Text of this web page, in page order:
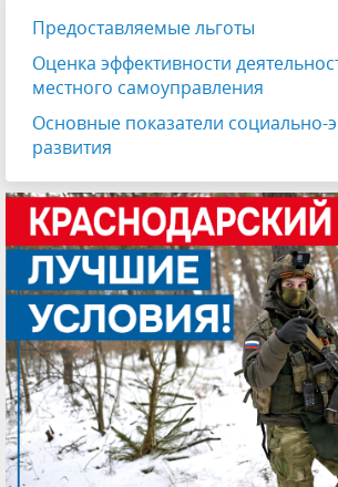
Предоставляемые льготы
Оценка эффективности
местного самоуправления
Основные показатели социально-
развития